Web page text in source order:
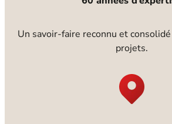
Un savoir-faire reconnu et
projets.